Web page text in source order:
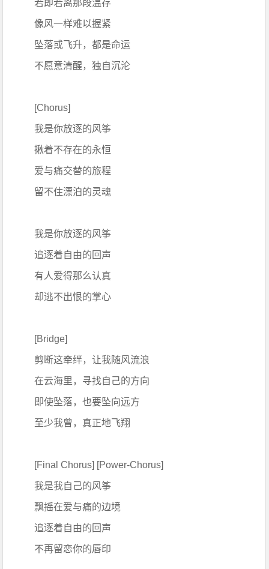
若即若离那段温存
像风一样难以握紧
坠落或飞升，都是命运
不愿意清醒，独自沉沦
[Chorus]
我是你放逐的风筝
揪着不存在的永恒
爱与痛交替的旅程
留不住漂泊的灵魂
我是你放逐的风筝
追逐着自由的回声
有人爱得那么认真
却逃不出恨的掌心
[Bridge]
剪断这牵绊，让我随风流浪
在云海里，寻找自己的方向
即使坠落，也要坠向远方
至少我曾，真正地飞翔
[Final Chorus] [Power-Chorus]
我是我自己的风筝
飘摇在爱与痛的边境
追逐着自由的回声
不再留恋你的唇印